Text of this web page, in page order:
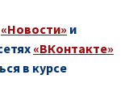
«Новости» и
«ВКонтакте»
в курсе